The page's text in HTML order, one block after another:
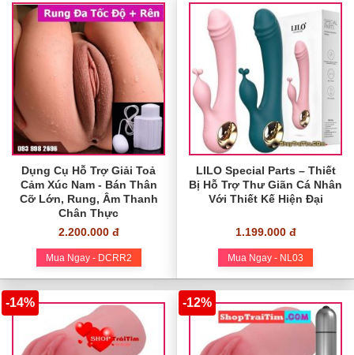
Dụng Cụ Hỗ Trợ Giải Toả
Cảm Xúc Nam - Bán Thân
Cỡ Lớn, Rung, Âm Thanh
Chân Thực
2.200.000 đ
Mua Ngay - DCRR2
LILO Special Parts – Thiết
Bị Hỗ Trợ Thư Giãn Cá Nhân
Với Thiết Kế Hiện Đại
1.199.000 đ
Mua Ngay - NL03
-14% -12%